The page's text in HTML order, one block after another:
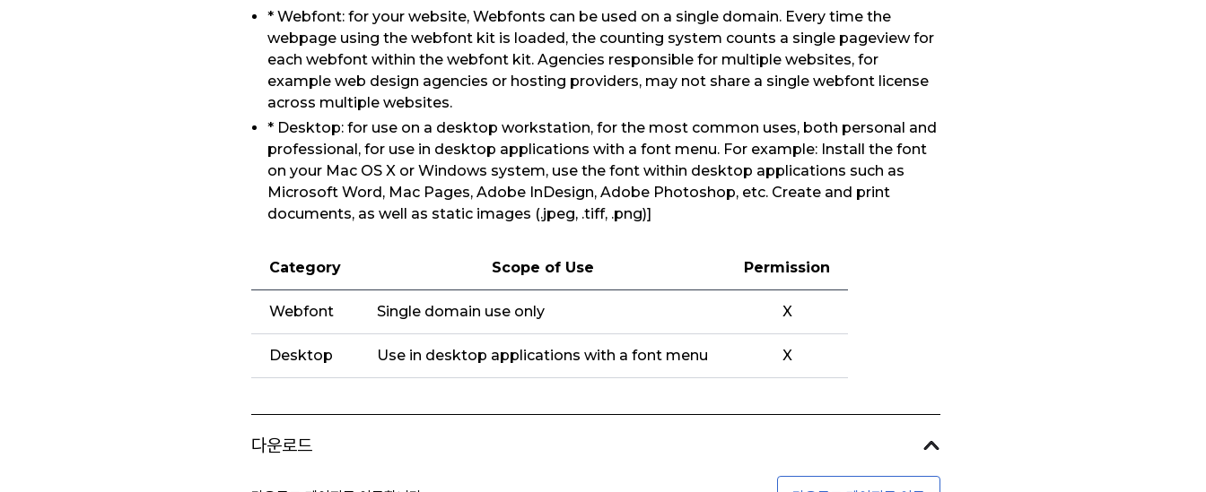
* Webfont: for your website, Webfonts can be used on a single domain. Every time the
webpage using the webfont kit is loaded, the counting system counts a single pageview for
each webfont within the webfont kit. Agencies responsible for multiple websites, for
example web design agencies or hosting providers, may not share a single webfont license
across multiple websites.
* Desktop: for use on a desktop workstation, for the most common uses, both personal and
professional, for use in desktop applications with a font menu. For example: Install the font
on your Mac OS X or Windows system, use the font within desktop applications such as
Microsoft Word, Mac Pages, Adobe InDesign, Adobe Photoshop, etc. Create and print
documents, as well as static images (.jpeg, .tiff, .png)]
Category Scope of Use Permission
Webfont Single domain use only X
Desktop Use in desktop applications with a font menu X
다운로드